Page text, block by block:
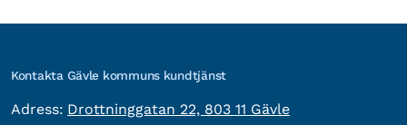
Kontakta Gävle kommuns kundtjänst
Adress: besöksadress:
Drottninggatan 22, 803 11 Gävle